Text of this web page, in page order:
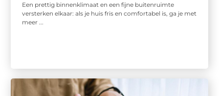
Een prettig binnenklimaat en een fijne buitenruimte
versterken elkaar: als je huis fris en comfortabel is, ga je met
meer ...